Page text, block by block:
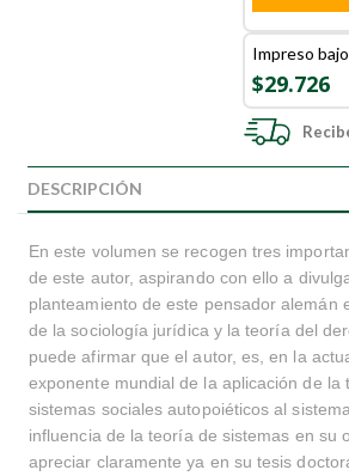
Impreso
$29.726
DESCRIPCIÓN
En este volumen se recogen tres
de este autor, aspirando con ello a
planteamiento de este pensador alemán
de la sociología jurídica y la teoría del
puede afirmar que el autor, es, en la
exponente mundial de la aplicación de la
sistemas sociales autopoiéticos al
influencia de la teoría de sistemas en su
apreciar claramente ya en su tesis